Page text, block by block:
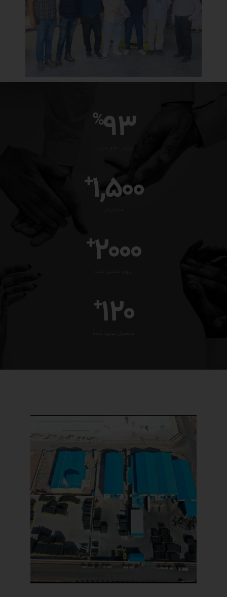
93
%
1,500
+
2000
+
120
+